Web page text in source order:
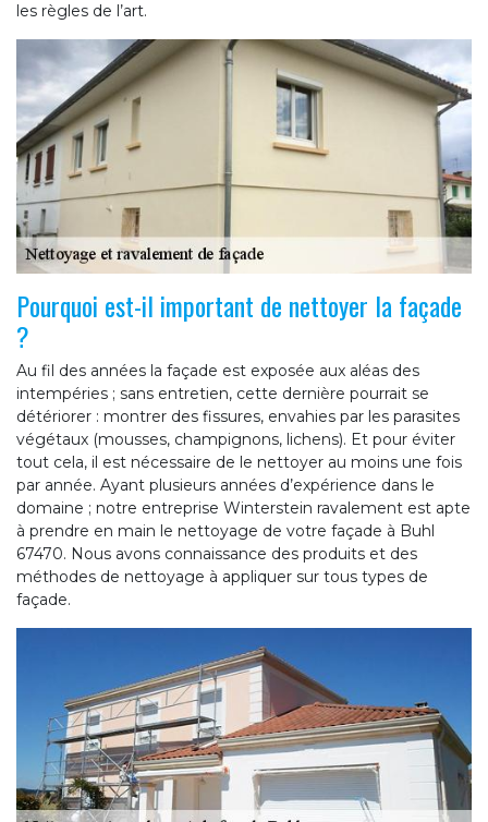
les règles de l’art.
Pourquoi est-il important de nettoyer la façade
?
Au fil des années la façade est exposée aux aléas des
intempéries ; sans entretien, cette dernière pourrait se
détériorer : montrer des fissures, envahies par les parasites
végétaux (mousses, champignons, lichens). Et pour éviter
tout cela, il est nécessaire de le nettoyer au moins une fois
par année. Ayant plusieurs années d’expérience dans le
domaine ; notre entreprise Winterstein ravalement est apte
à prendre en main le nettoyage de votre façade à Buhl
67470. Nous avons connaissance des produits et des
méthodes de nettoyage à appliquer sur tous types de
façade.